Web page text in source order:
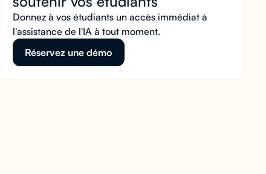
Donnez à vos étudiants un accès immédiat à
l'assistance de l'IA à tout moment.
Réservez une démo